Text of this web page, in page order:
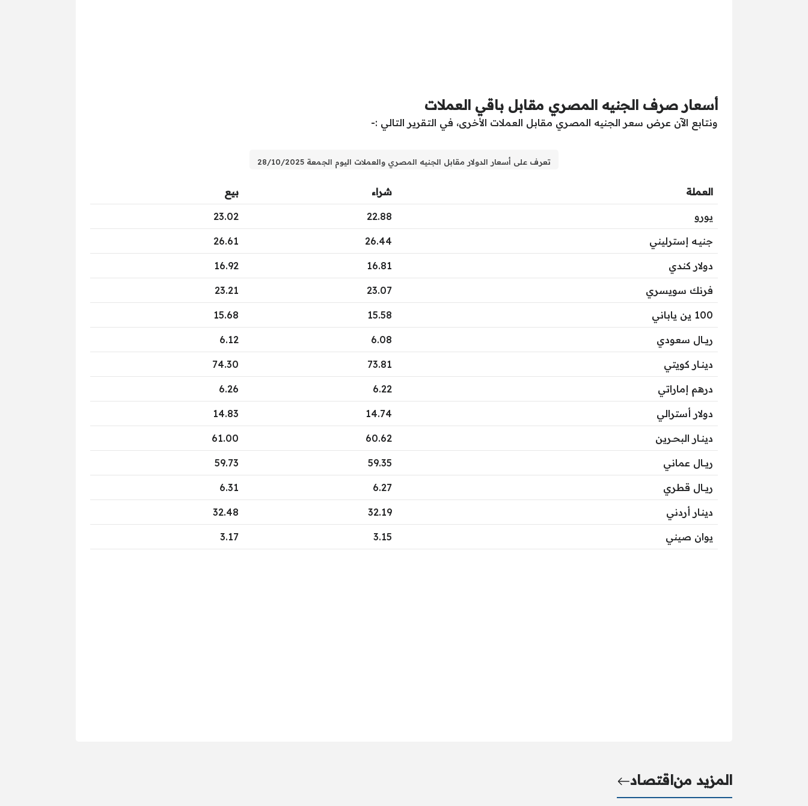
أسعار صرف الجنيه المصري مقابل باقي العملات
ونتابع الآن عرض سعر الجنيه المصري مقابل العملات الأخرى، في التقرير التالي :-
تعرف على أسعار الدولار مقابل الجنيه المصري والعملات اليوم الجمعة 28/10/2025
العملة شراء بيع
يورو 22.88
23.02
جنيــه إسترليني 26.44
26.61
دولار كندي 16.81
16.92
فرنك سويسري 23.07
23.21
100 ين ياباني 15.58
15.68
ريـــال سعودي 6.08
6.12
دينــار كويتي 73.81
74.30
درهم إماراتي 6.22
6.26
دولار أسترالي 14.74
14.83
دينــار البحــرين 60.62
61.00
ريـــال عماني 59.35
59.73
ريـــال قطري 6.27
6.31
دينـار أردني 32.19
32.48
يوان صيني 3.15
3.17
المزيد مناقتصاد